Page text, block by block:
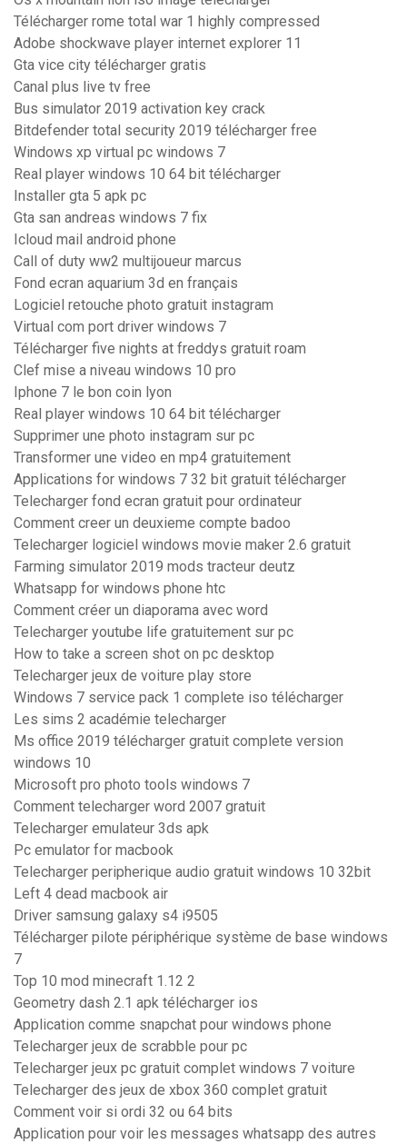
Télécharger rome total war 1 highly compressed
Adobe shockwave player internet explorer 11
Gta vice city télécharger gratis
Canal plus live tv free
Bus simulator 2019 activation key crack
Bitdefender total security 2019 télécharger free
Windows xp virtual pc windows 7
Real player windows 10 64 bit télécharger
Installer gta 5 apk pc
Gta san andreas windows 7 fix
Icloud mail android phone
Call of duty ww2 multijoueur marcus
Fond ecran aquarium 3d en français
Logiciel retouche photo gratuit instagram
Virtual com port driver windows 7
Télécharger five nights at freddys gratuit roam
Clef mise a niveau windows 10 pro
Iphone 7 le bon coin lyon
Real player windows 10 64 bit télécharger
Supprimer une photo instagram sur pc
Transformer une video en mp4 gratuitement
Applications for windows 7 32 bit gratuit télécharger
Telecharger fond ecran gratuit pour ordinateur
Comment creer un deuxieme compte badoo
Telecharger logiciel windows movie maker 2.6 gratuit
Farming simulator 2019 mods tracteur deutz
Whatsapp for windows phone htc
Comment créer un diaporama avec word
Telecharger youtube life gratuitement sur pc
How to take a screen shot on pc desktop
Telecharger jeux de voiture play store
Windows 7 service pack 1 complete iso télécharger
Les sims 2 académie telecharger
Ms office 2019 télécharger gratuit complete version
windows 10
Microsoft pro photo tools windows 7
Comment telecharger word 2007 gratuit
Telecharger emulateur 3ds apk
Pc emulator for macbook
Telecharger peripherique audio gratuit windows 10 32bit
Left 4 dead macbook air
Driver samsung galaxy s4 i9505
Télécharger pilote périphérique système de base windows
7
Top 10 mod minecraft 1.12 2
Geometry dash 2.1 apk télécharger ios
Application comme snapchat pour windows phone
Telecharger jeux de scrabble pour pc
Telecharger jeux pc gratuit complet windows 7 voiture
Telecharger des jeux de xbox 360 complet gratuit
Comment voir si ordi 32 ou 64 bits
Application pour voir les messages whatsapp des autres